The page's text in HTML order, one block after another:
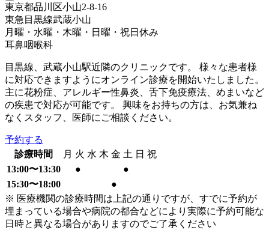
東京都品川区小山2-8-16
東急目黒線武蔵小山
月曜・水曜・木曜・日曜・祝日 休み
耳鼻咽喉科
目黒線、武蔵小山駅近隣のクリニックです。 様々な患者様
に対応できますようにオンライン診療を開始いたしました。
主に花粉症、アレルギー性鼻炎、舌下免疫療法、めまいなど
の疾患で対応が可能です。 興味をお持ちの方は、お気兼ね
なくスタッフ、医師にご相談ください。
予約する
診療時間
月 火 水 木 金 土 日 祝
13:00〜13:30
●
●
15:30〜18:00
●
※ 医療機関の診療時間は上記の通りですが、すでに予約が
埋まっている場合や病院の都合などにより実際に予約可能な
日時と異なる場合がありますのでご了承ください